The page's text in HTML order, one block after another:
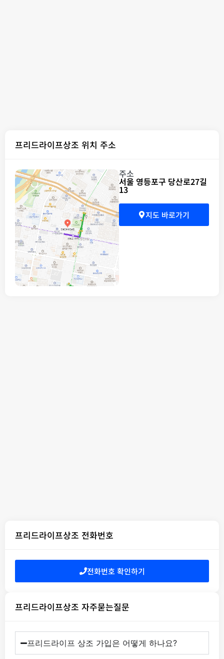
프리드라이프상조 위치 주소
주소
서울 영등포구 당산로27길
13
지도 바로가기
프리드라이프상조 전화번호
전화번호 확인하기
프리드라이프상조 자주묻는질문
프리드라이프 상조 가입은 어떻게 하나요?